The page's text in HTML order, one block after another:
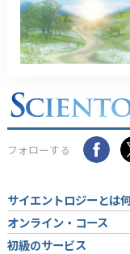
フォローする
サイエントロジーとは
オンライン・コース
初級のサービス